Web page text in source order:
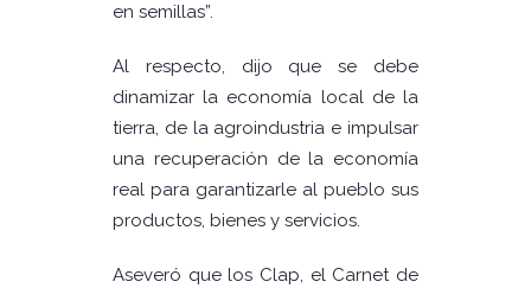
en semillas”.
Al respecto, dijo que se debe
dinamizar la economía local de la
tierra, de la agroindustria e impulsar
una recuperación de la economía
real para garantizarle al pueblo sus
productos, bienes y servicios.
Aseveró que los Clap, el Carnet de